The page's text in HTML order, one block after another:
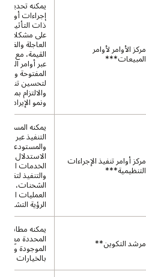
مركز الأوامر لأوامر
المبيعات***
يمكنه تحديد
إجراءات أوامر
ذات التأثير
على مشكلات
العاجلة
القيمة، مع
عبر أوامر
المفتوحة
لتحسين تنفيذ
والالتزام
ونمو الإيرادات.
مركز أوامر تنفيذ الإجراءات
التنظيمية***
يمكنه
التنفيذ عبر
والمستودعات،
الاستدلال
الخدمات
والتنفيذ
الشحنات،
العمليات
الرؤية
مرشد التكوين**
يمكنه مطابقة
المحددة مع
الموجودة
بالخيارات